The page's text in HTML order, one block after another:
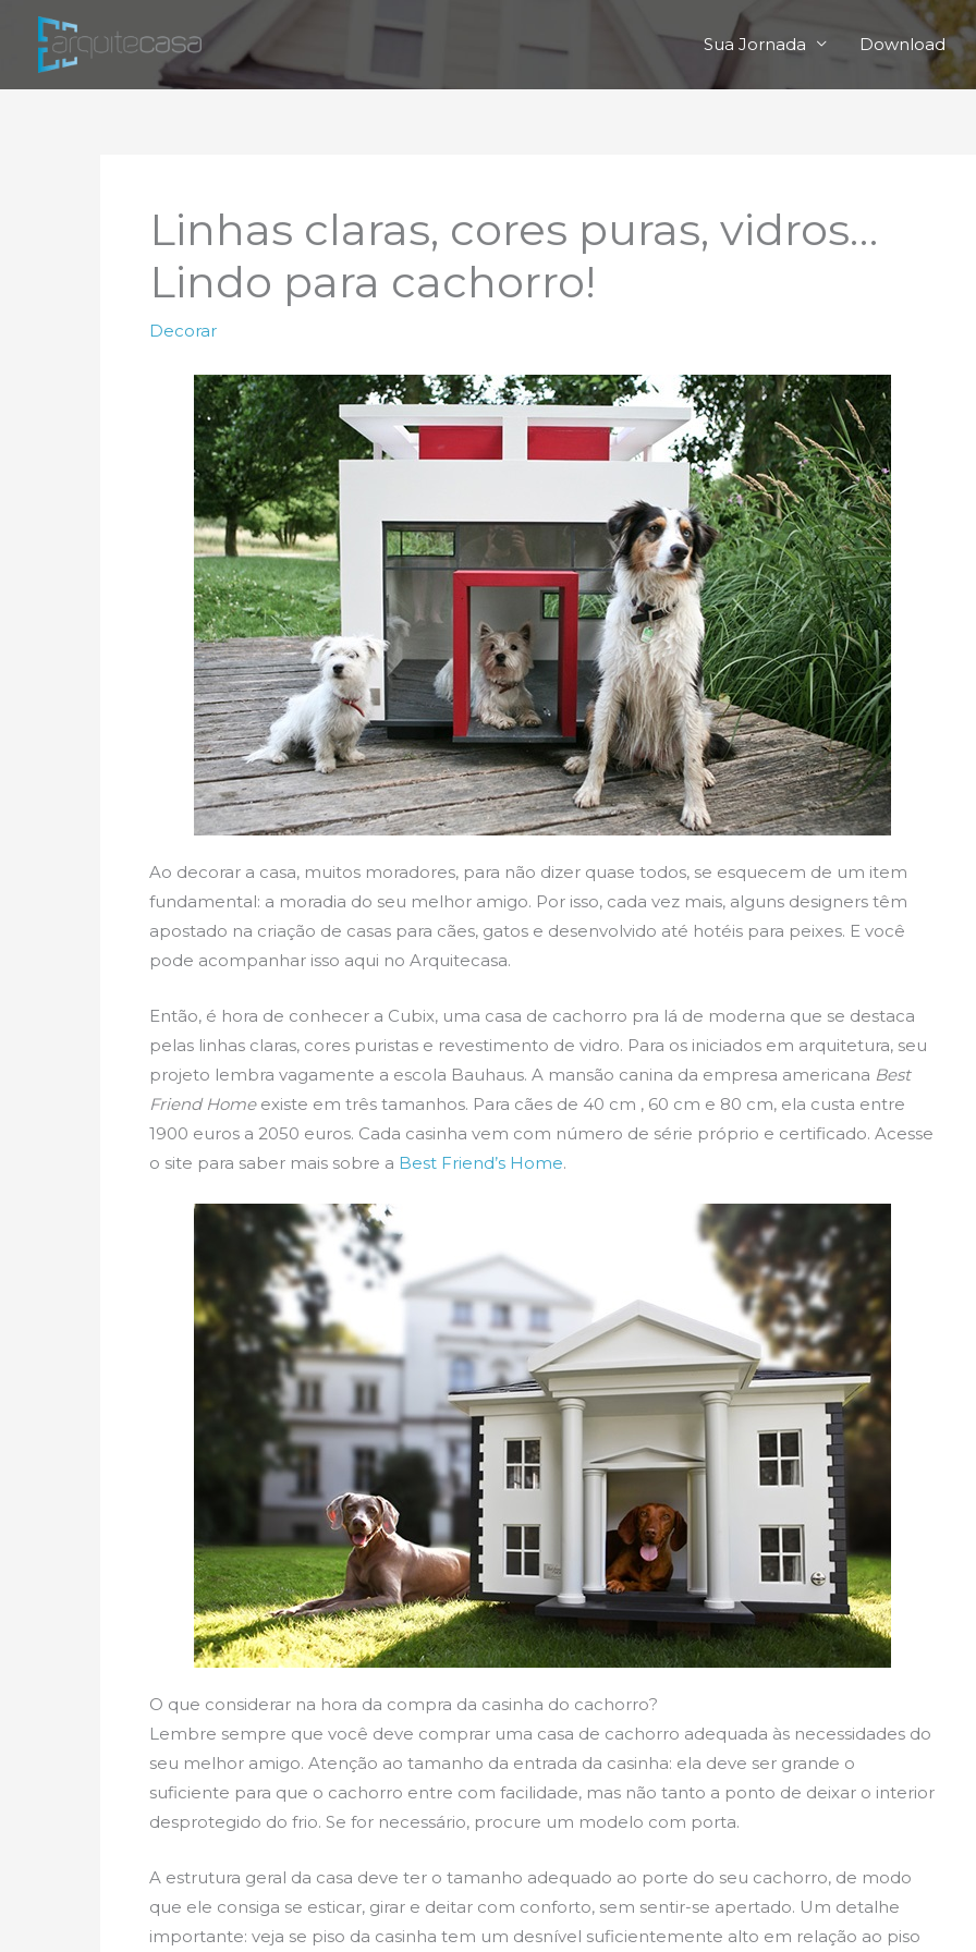
Sua Jornada Download
Linhas claras, cores puras, vidros…
Lindo para cachorro!
Decorar
Ao decorar a casa, muitos moradores, para não dizer quase todos, se esquecem de um item
fundamental: a moradia do seu melhor amigo. Por isso, cada vez mais, alguns designers têm
apostado na criação de casas para cães, gatos e desenvolvido até hotéis para peixes. E você
pode acompanhar isso aqui no Arquitecasa.
Então, é hora de conhecer a Cubix, uma casa de cachorro pra lá de moderna que se destaca
pelas linhas claras, cores puristas e revestimento de vidro. Para os iniciados em arquitetura, seu
projeto lembra vagamente a escola Bauhaus. A mansão canina da empresa americana Best
Friend Homeexiste em três tamanhos. Para cães de 40 cm , 60 cm e 80 cm, ela custa entre
1900 euros a 2050 euros. Cada casinha vem com número de série próprio e certificado. Acesse
o site para saber mais sobre a Best Friend’s Home.
O que considerar na hora da compra da casinha do cachorro?
Lembre sempre que você deve comprar uma casa de cachorro adequada às necessidades do
seu melhor amigo. Atenção ao tamanho da entrada da casinha: ela deve ser grande o
suficiente para que o cachorro entre com facilidade, mas não tanto a ponto de deixar o interior
desprotegido do frio. Se for necessário, procure um modelo com porta.
A estrutura geral da casa deve ter o tamanho adequado ao porte do seu cachorro, de modo
que ele consiga se esticar, girar e deitar com conforto, sem sentir-se apertado. Um detalhe
importante: veja se piso da casinha tem um desnível suficientemente alto em relação ao piso